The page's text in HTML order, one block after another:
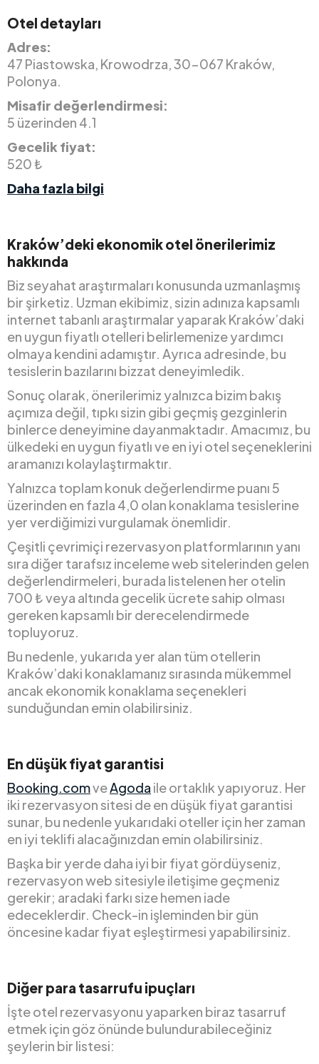
Otel detayları
Adres:
47 Piastowska, Krowodrza, 30-067 Kraków,
Polonya.
Misafir değerlendirmesi:
5 üzerinden 4.1
Gecelik fiyat:
520 ₺
Daha fazla bilgi
Kraków’deki ekonomik otel önerilerimiz
hakkında
Biz seyahat araştırmaları konusunda uzmanlaşmış
bir şirketiz. Uzman ekibimiz, sizin adınıza kapsamlı
internet tabanlı araştırmalar yaparak Kraków’daki
en uygun fiyatlı otelleri belirlemenize yardımcı
olmaya kendini adamıştır. Ayrıca adresinde, bu
tesislerin bazılarını bizzat deneyimledik.
Sonuç olarak, önerilerimiz yalnızca bizim bakış
açımıza değil, tıpkı sizin gibi geçmiş gezginlerin
binlerce deneyimine dayanmaktadır. Amacımız, bu
ülkedeki en uygun fiyatlı ve en iyi otel seçeneklerini
aramanızı kolaylaştırmaktır.
Yalnızca toplam konuk değerlendirme puanı 5
üzerinden en fazla 4,0 olan konaklama tesislerine
yer verdiğimizi vurgulamak önemlidir.
Çeşitli çevrimiçi rezervasyon platformlarının yanı
sıra diğer tarafsız inceleme web sitelerinden gelen
değerlendirmeleri, burada listelenen her otelin
700 ₺ veya altında gecelik ücrete sahip olması
gereken kapsamlı bir derecelendirmede
topluyoruz.
Bu nedenle, yukarıda yer alan tüm otellerin
Kraków’daki konaklamanız sırasında mükemmel
ancak ekonomik konaklama seçenekleri
sunduğundan emin olabilirsiniz.
En düşük fiyat garantisi
Booking.comveAgoda ile ortaklık yapıyoruz. Her
iki rezervasyon sitesi de en düşük fiyat garantisi
sunar, bu nedenle yukarıdaki oteller için her zaman
en iyi teklifi alacağınızdan emin olabilirsiniz.
Başka bir yerde daha iyi bir fiyat gördüyseniz,
rezervasyon web sitesiyle iletişime geçmeniz
gerekir; aradaki farkı size hemen iade
edeceklerdir. Check-in işleminden bir gün
öncesine kadar fiyat eşleştirmesi yapabilirsiniz.
Diğer para tasarrufu ipuçları
İşte otel rezervasyonu yaparken biraz tasarruf
etmek için göz önünde bulundurabileceğiniz
şeylerin bir listesi: